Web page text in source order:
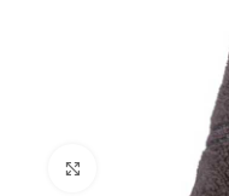
Klikni za uvećanje